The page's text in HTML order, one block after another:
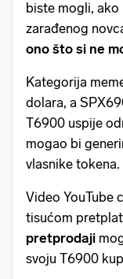
biste mogli,
zarađenog
ono što si ne
Kategorija
dolara, a
T6900 uspije
mogao bi
vlasnike tokena.
Video YouTube
tisućom
pretprodaji
svoju T6900